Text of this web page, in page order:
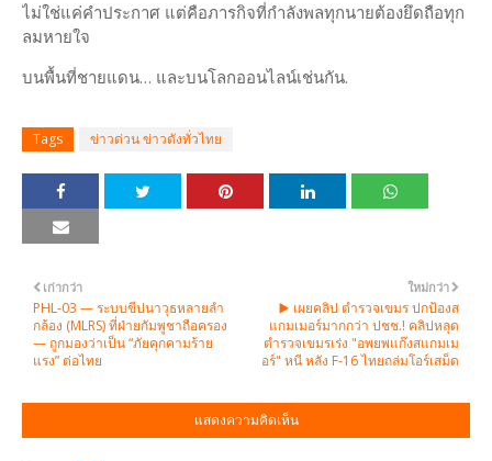
ไม่ใช่แค่คำประกาศ แต่คือภารกิจที่กำลังพลทุกนายต้องยึดถือทุก
ลมหายใจ
บนพื้นที่ชายแดน… และบนโลกออนไลน์เช่นกัน.
Tags ข่าวด่วน ข่าวดังทั่วไทย
ใหม่กว่า
▶️ เผยคลิป ตำรวจเขมร ปกป้องส
แกมเมอร์มากกว่า ปชช.! คลิปหลุด
ตำรวจเขมรเร่ง "อพยพแก๊งสแกมเม
อร์" หนี หลัง F-16 ไทยถล่มโอร์เสม็ด
เก่ากว่า
PHL-03 — ระบบขีปนาวุธหลายลำ
กล้อง (MLRS) ที่ฝ่ายกัมพูชาถือครอง
— ถูกมองว่าเป็น “ภัยคุกคามร้าย
แรง” ต่อไทย
แสดงความคิดเห็น